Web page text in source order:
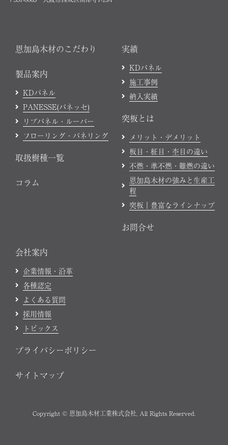
恩加島木材のこだわり
製品案内
KDパネル
PANESSE(パネッセ)
リブパネル・ルーバー
フローリング・パネリング
取扱樹種一覧
コラム
実績
KDパネル
施工事例
納入実績
突板とは
メリット・デメリット
板目・柾目・杢目の違い
不燃・準不燃・難燃の違い
恩加島木材の強みと生産工
程
突板｜豊富なラインナップ
お問合せ
会社案内
企業情報・沿革
各種認定
よくある質問
採用情報
トピックス
プライバシーポリシー
サイトマップ
Copyright © 恩加島木材工業株式会社, All Rights Reserved.